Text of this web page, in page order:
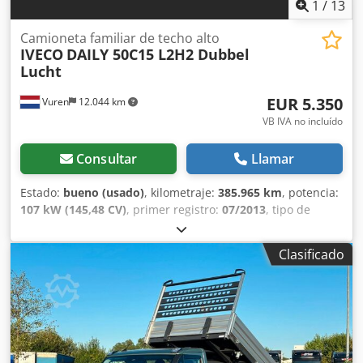
1 / 13
Vuren 12.044 km
Camioneta familiar de techo alto
IVECO DAILY 50C15 L2H2 Dubbel
Lucht
EUR 5.350
VB IVA no incluído
Consultar Llamar
Estado: bueno (usado), kilometraje: 385.965 km, potencia:
107 kW (145,48 CV), primer registro: 07/2013, tipo de
, tamaño del neumático:
configuración de ejes:4x2, distancia entre ejes:3.300 mm,
, cabina del conductor:
cabina del conductor
, tipo de engranaje:mecánico
número de marchas:
, clase de emisión:
amortiguación:
, número de asientos:
6.000 mm
, ancho total:2.000 mm, altura total:
longitud del espacio de carga:3.520 mm, anchura del
Clasificado